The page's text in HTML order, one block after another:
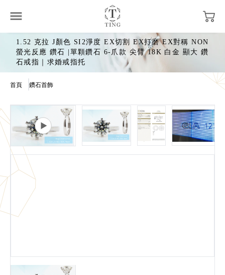
1.52 克拉 J顏色 SI2淨度 EX切割 EX打磨 EX對稱 NON
螢光反應 鑽石 |單顆鑽石 6-爪款 尖臂 18K 白金 顯大 鑽
石戒指｜求婚戒指托
首頁 鑽石首飾